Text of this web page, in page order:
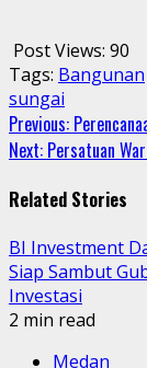
Post Views: 90
Tags: Bangunan
sungai
Continue
Reading
Previous:
Next: Persatuan
Related Stories
BI Investment
Siap Sambut
Investasi
2 min read
Medan